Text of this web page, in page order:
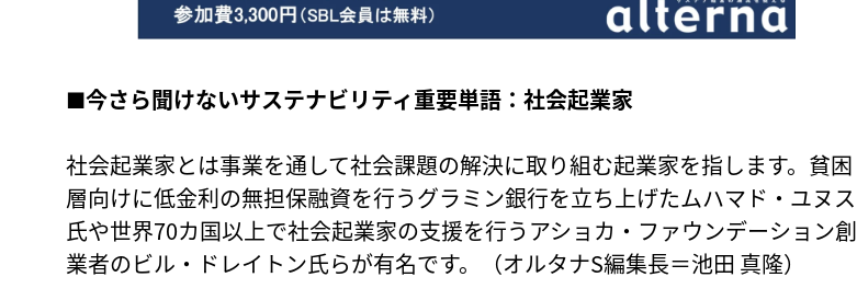
■今さら聞けないサステナビリティ重要単語：社会起業家
社会起業家とは事業を通して社会課題の解決に取り組む起業家を指します。貧困
層向けに低金利の無担保融資を行うグラミン銀行を立ち上げたムハマド・ユヌス
氏や世界70カ国以上で社会起業家の支援を行うアショカ・ファウンデーション創
業者のビル・ドレイトン氏らが有名です。（オルタナS編集長＝池田 真隆）